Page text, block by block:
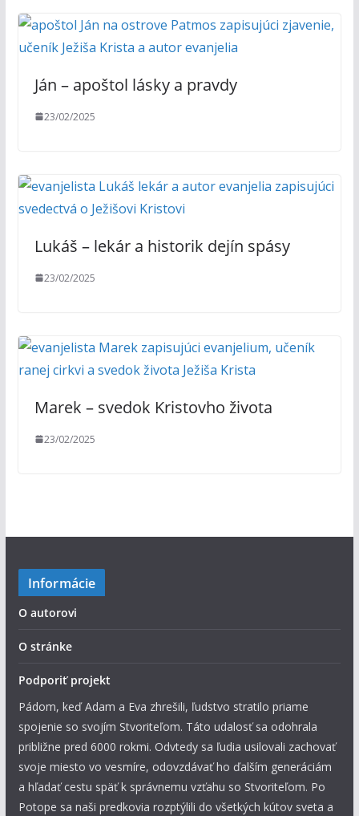
Ján – apoštol lásky a pravdy
23/02/2025
Lukáš – lekár a historik dejín spásy
23/02/2025
Marek – svedok Kristovho života
23/02/2025
Informácie
O autorovi
O stránke
Podporiť projekt
Pádom, keď Adam a Eva zhrešili, ľudstvo stratilo priame
spojenie so svojím Stvoriteľom. Táto udalosť sa odohrala
približne pred 6000 rokmi. Odvtedy sa ľudia usilovali zachovať
svoje miesto vo vesmíre, odovzdávať ho ďalším generáciám
a hľadať cestu späť k správnemu vzťahu so Stvoriteľom. Po
Potope sa naši predkovia rozptýlili do všetkých kútov sveta a